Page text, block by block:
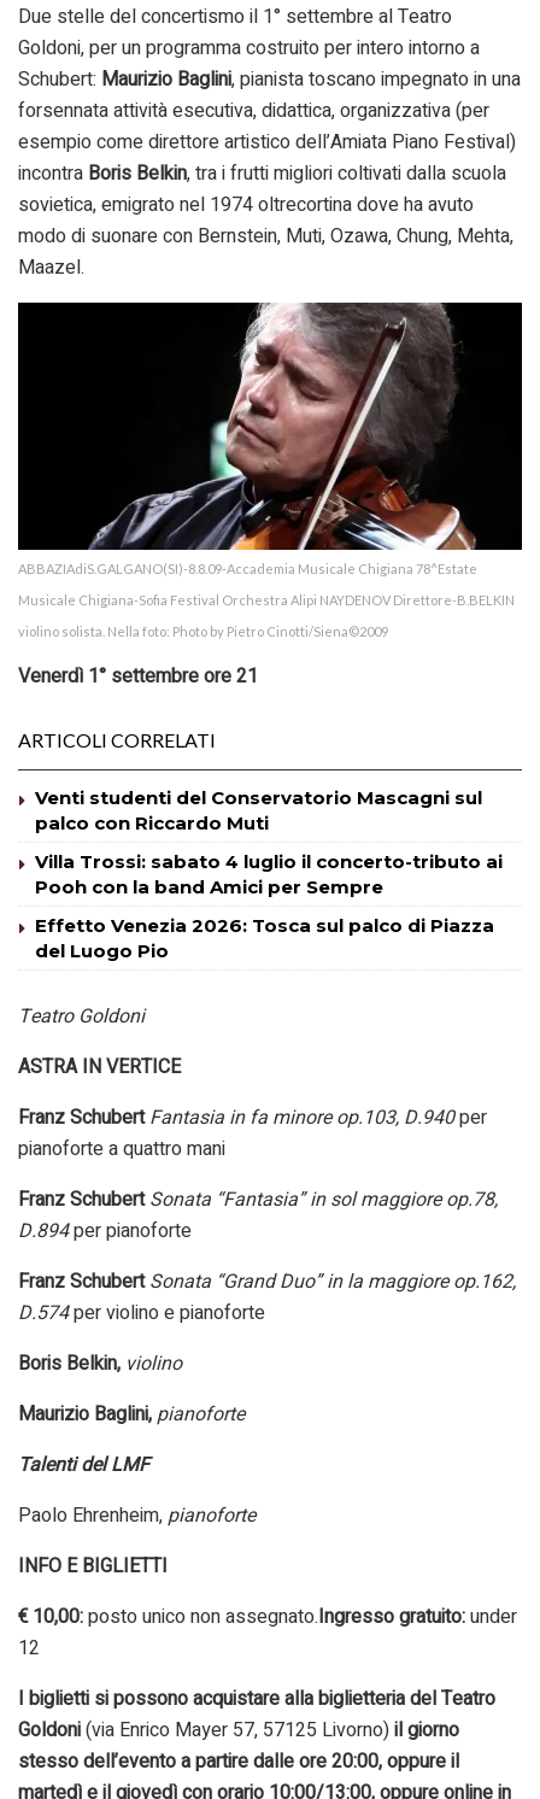
Due stelle del concertismo il 1° settembre al Teatro
Goldoni, per un programma costruito per intero intorno a
Schubert: Maurizio Baglini, pianista toscano impegnato in una
forsennata attività esecutiva, didattica, organizzativa (per
esempio come direttore artistico dell’Amiata Piano Festival)
incontra Boris Belkin, tra i frutti migliori coltivati dalla scuola
sovietica, emigrato nel 1974 oltrecortina dove ha avuto
modo di suonare con Bernstein, Muti, Ozawa, Chung, Mehta,
Maazel.
ABBAZIAdiS.GALGANO(SI)-8.8.09-Accademia Musicale Chigiana 78^Estate
Musicale Chigiana-Sofia Festival Orchestra Alipi NAYDENOV Direttore-B.BELKIN
violino solista. Nella foto: Photo by Pietro Cinotti/Siena©2009
Venerdì 1° settembre ore 21
ARTICOLI CORRELATI
Venti studenti del Conservatorio Mascagni sul
palco con Riccardo Muti
Villa Trossi: sabato 4 luglio il concerto-tributo ai
Pooh con la band Amici per Sempre
Effetto Venezia 2026: Tosca sul palco di Piazza
del Luogo Pio
Teatro Goldoni
ASTRA IN VERTICE
Franz SchubertFantasia in fa minore op.103, D.940per
pianoforte a quattro mani
Franz SchubertSonata “Fantasia” in sol maggiore op.78,
D.894per pianoforte
Franz SchubertSonata “Grand Duo” in la maggiore op.162,
D.574per violino e pianoforte
Boris Belkin, violino
Maurizio Baglini,pianoforte
Talenti del LMF
Paolo Ehrenheim,pianoforte
INFO E BIGLIETTI
€ 10,00:posto unico non assegnato.Ingresso gratuito:under
12
I biglietti si possono acquistare alla biglietteria del Teatro
Goldoni(via Enrico Mayer 57, 57125 Livorno)il giorno
stesso dell’evento a partire dalle ore 20:00,oppureil
martedì e il giovedì con orario 10:00/13:00, oppure online in